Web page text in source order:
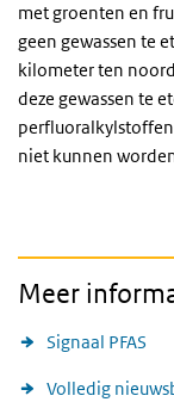
met groenten en
geen gewassen te
kilometer ten
deze gewassen te
niet kunnen
Meer
Signaal PFAS
Volledig